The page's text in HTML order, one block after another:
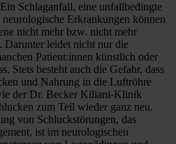
Ein Schlaganfall, eine unfallbedingte
Erkrankungen können
nicht mehr bzw. nicht mehr
Darunter leidet nicht nur die
Patient:innen künstlich oder
Stets besteht auch die Gefahr, dass
und Nahrung in die Luftröhre
der Dr. Becker Kiliani-Klinik
zum Teil wieder ganz neu.
von Schluckstörungen, das
ist im neurologischen